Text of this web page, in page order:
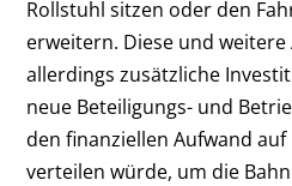
Rollstuhl sitzen oder den
erweitern. Diese und
allerdings zusätzliche
neue Beteiligungs- und
den finanziellen Aufwand
verteilen würde, um die